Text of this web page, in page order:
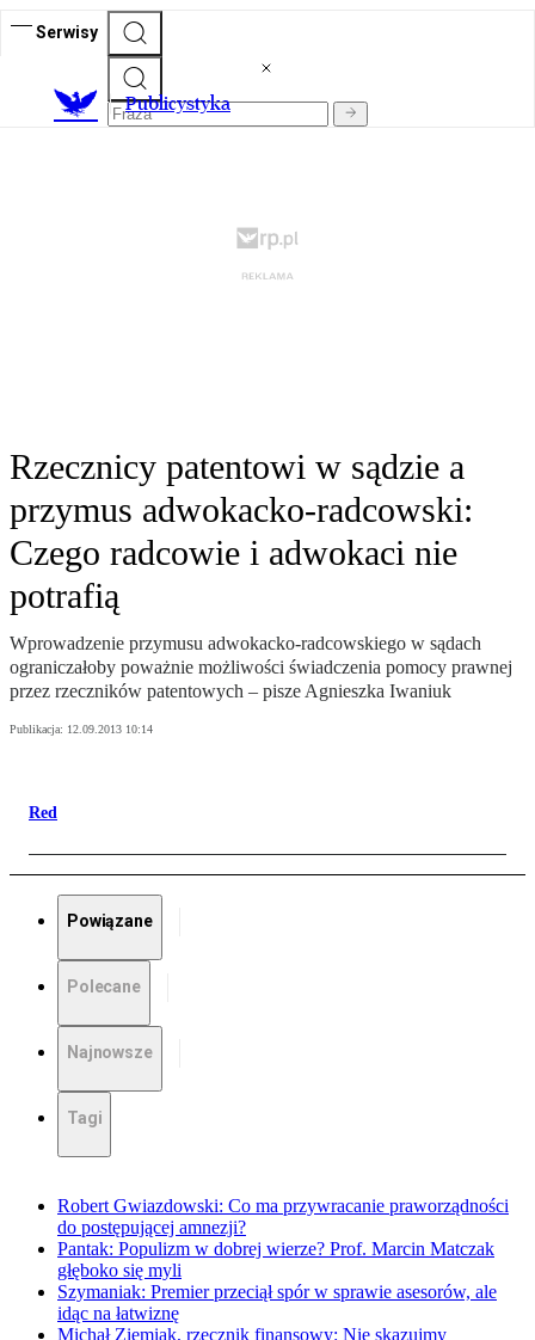
Serwisy
Publicystyka
Rzecznicy patentowi w sądzie a
przymus adwokacko-radcowski:
Czego radcowie i adwokaci nie
potrafią
Wprowadzenie przymusu adwokacko-radcowskiego w sądach
ograniczałoby poważnie możliwości świadczenia pomocy prawnej
przez rzeczników patentowych – pisze Agnieszka Iwaniuk
Publikacja: 12.09.2013 10:14
Red
Powiązane
Polecane
Najnowsze
Tagi
Robert Gwiazdowski: Co ma przywracanie praworządności
do postępującej amnezji?
Pantak: Populizm w dobrej wierze? Prof. Marcin Matczak
głęboko się myli
Szymaniak: Premier przeciął spór w sprawie asesorów, ale
idąc na łatwiznę
Michał Ziemiak, rzecznik finansowy: Nie skazujmy